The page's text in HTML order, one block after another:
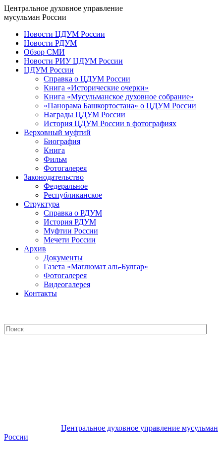
Центральное духовное управление
мусульман России
Новости ЦДУМ России
Новости РДУМ
Обзор СМИ
Новости РИУ ЦДУМ России
ЦДУМ России
Справка о ЦДУМ России
Книга «Исторические очерки»
Книга «Мусульманское духовное собрание»
«Панорама Башкортостана» о ЦДУМ России
Награды ЦДУМ России
История ЦДУМ России в фотографиях
Верховный муфтий
Биография
Книга
Фильм
Фотогалерея
Законодательство
Федеральное
Республиканское
Структура
Справка о РДУМ
История РДУМ
Муфтии России
Мечети России
Архив
Документы
Газета «Маглюмат аль-Булгар»
Фотогалерея
Видеогалерея
Контакты
Центральное духовное управление мусульман
России